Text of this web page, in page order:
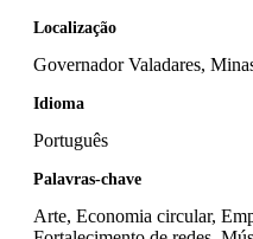
Localização
Governador Valadares,
Idioma
Português
Palavras-chave
Arte, Economia circular,